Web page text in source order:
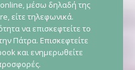
online, μέσω δηλαδή της
είτε τηλεφωνικά.
να επισκεφτείτε το
Πάτρα. Επισκεφτείτε
και ενημερωθείτε